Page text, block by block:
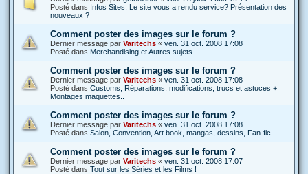
Posté dans Infos Sites, Le site vous a rendu service? Présentation des
nouveaux ?
Comment poster des images sur le forum ?
Dernier message par Varitechs « ven. 31 oct. 2008 17:08
Posté dans Merchandising et Autres sujets
Comment poster des images sur le forum ?
Dernier message par Varitechs « ven. 31 oct. 2008 17:08
Posté dans Customs, Réparations, modifications, trucs et astuces +
Montages maquettes..
Comment poster des images sur le forum ?
Dernier message par Varitechs « ven. 31 oct. 2008 17:08
Posté dans Salon, Convention, Art book, mangas, dessins, Fan-fic...
Comment poster des images sur le forum ?
Dernier message par Varitechs « ven. 31 oct. 2008 17:07
Posté dans Tout sur les Séries et les Films !